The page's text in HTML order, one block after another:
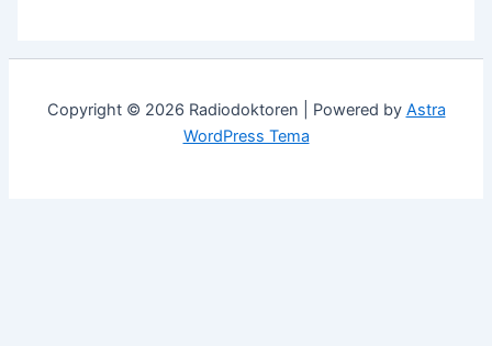
Copyright © 2026 Radiodoktoren | Powered by Astra
WordPress Tema